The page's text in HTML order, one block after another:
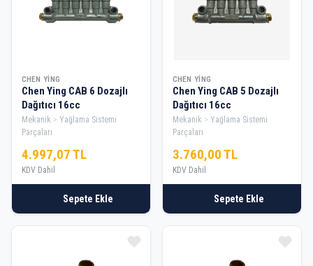
CHEN YING
Chen Ying CAB 6 Dozajlı
Dağıtıcı 16cc
Mekanik
Yağlama Sistemi
Parçaları
4.997,07 TL
KDV Dahil
Sepete Ekle
CHEN YING
Chen Ying CAB 5 Dozajlı
Dağıtıcı 16cc
Mekanik
Yağlama Sistemi
Parçaları
3.760,00 TL
KDV Dahil
Sepete Ekle